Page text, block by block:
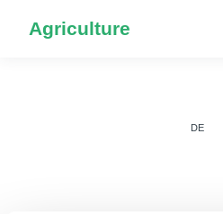
Agriculture
DE